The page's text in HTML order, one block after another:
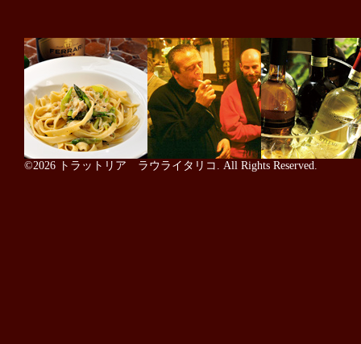
©2026 トラットリア ラウライタリコ . All Rights Reserved.